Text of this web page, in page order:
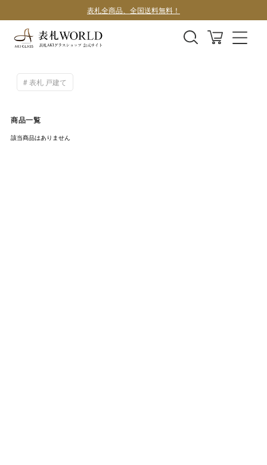
表札全商品、全国送料無料！
デザインサンプル1案100円
表札 戸建て
商品一覧
該当商品はありません